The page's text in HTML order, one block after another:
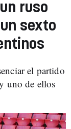
ruso
sexto
el partido
uno de ellos